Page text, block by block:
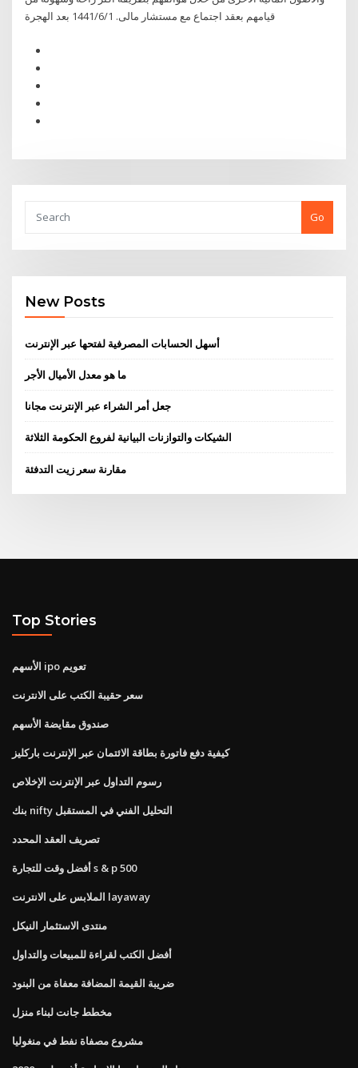
قيامهم بعقد اجتماع مع مستشار مالى. 1‏‏/6‏‏/1441 بعد الهجرة
Go
New Posts
أسهل الحسابات المصرفية لفتحها عبر الإنترنت
ما هو معدل الأميال الأجر
جعل أمر الشراء عبر الإنترنت مجانا
الشيكات والتوازنات البيانية لفروع الحكومة الثلاثة
مقارنة سعر زيت التدفئة
Top Stories
الأسهم ipo تعويم
سعر حقيبة الكتب على الانترنت
صندوق مقايضة الأسهم
كيفية دفع فاتورة بطاقة الائتمان عبر الإنترنت باركليز
رسوم التداول عبر الإنترنت الإخلاص
بنك nifty التحليل الفني في المستقبل
تصريف العقد المحدد
أفضل وقت للتجارة s & p 500
الملابس على الانترنت layaway
منتدى الاستثمار النيكل
أفضل الكتب لقراءة للمبيعات والتداول
ضريبة القيمة المضافة معفاة من البنود
مخطط جانت لبناء منزل
مشروع مصفاة نفط في منغوليا